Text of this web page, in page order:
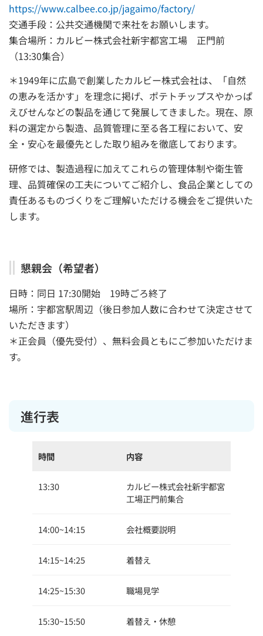
https://www.calbee.co.jp/jagaimo/factory/
交通手段：公共交通機関で来社をお願いします。
集合場所：カルビー株式会社新宇都宮工場 正門前
（13:30集合）
＊1949年に広島で創業したカルビー株式会社は、「自然
の恵みを活かす」を理念に掲げ、ポテトチップスやかっぱ
えびせんなどの製品を通じて発展してきました。現在、原
料の選定から製造、品質管理に至る各工程において、安
全・安心を最優先とした取り組みを徹底しております。
研修では、製造過程に加えてこれらの管理体制や衛生管
理、品質確保の工夫についてご紹介し、食品企業としての
責任あるものづくりをご理解いただける機会をご提供いた
します。
懇親会（希望者）
日時：同日 17:30開始 19時ごろ終了
場所：宇都宮駅周辺（後日参加人数に合わせて決定させて
いただきます）
＊正会員（優先受付）、無料会員ともにご参加いただけま
す。
進行表
時間 内容
13:30
カルビー株式会社新宇都宮
工場正門前集合
14:00~14:15 会社概要説明
14:15~14:25 着替え
14:25~15:30 職場見学
15:30~15:50 着替え・休憩